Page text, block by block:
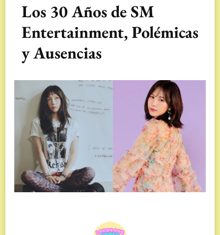
Los 30 Años de SM
Entertainment, Polémicas
y Ausencias